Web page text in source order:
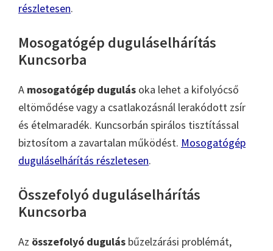
részletesen.
Mosogatógép duguláselhárítás
Kuncsorba
A mosogatógép dugulás oka lehet a kifolyócső
eltömődése vagy a csatlakozásnál lerakódott zsír
és ételmaradék. Kuncsorbán spirálos tisztítással
biztosítom a zavartalan működést. Mosogatógép
duguláselhárítás részletesen.
Összefolyó duguláselhárítás
Kuncsorba
Az összefolyó dugulás bűzelzárási problémát,